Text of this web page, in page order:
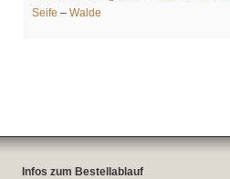
Seife – Walde
Infos zum Bestellablauf